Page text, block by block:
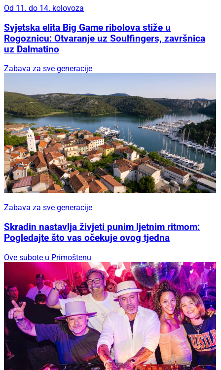
Od 11. do 14. kolovoza
Svjetska elita Big Game ribolova stiže u
Rogoznicu: Otvaranje uz Soulfingers, završnica
uz Dalmatino
Zabava za sve generacije
Zabava za sve generacije
Skradin nastavlja živjeti punim ljetnim ritmom:
Pogledajte što vas očekuje ovog tjedna
Ove subote u Primoštenu